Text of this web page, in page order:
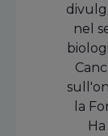
nel
la